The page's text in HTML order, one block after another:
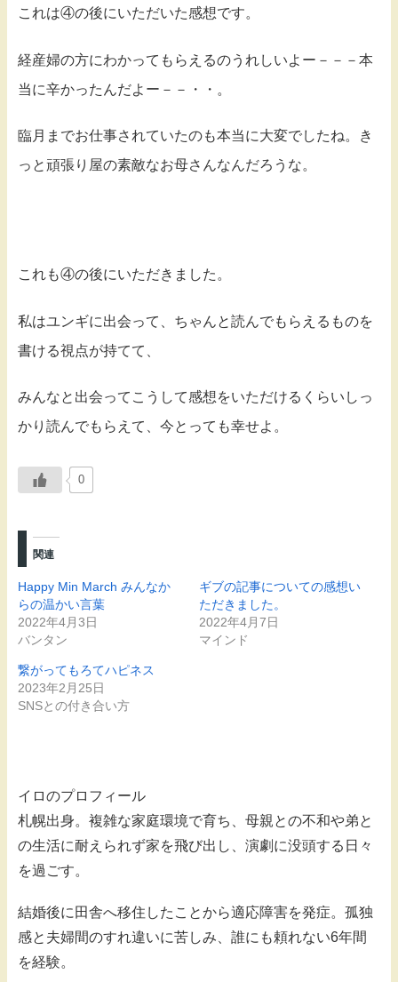
これは④の後にいただいた感想です。
経産婦の方にわかってもらえるのうれしいよー－－－本
当に辛かったんだよー－－・・。
臨月までお仕事されていたのも本当に大変でしたね。き
っと頑張り屋の素敵なお母さんなんだろうな。
これも④の後にいただきました。
私はユンギに出会って、ちゃんと読んでもらえるものを
書ける視点が持てて、
みんなと出会ってこうして感想をいただけるくらいしっ
かり読んでもらえて、今とっても幸せよ。
0
関連
Happy Min March みんなか
らの温かい言葉
2022年4月3日
バンタン
ギブの記事についての感想い
ただきました。
2022年4月7日
マインド
繋がってもろてハピネス
2023年2月25日
SNSとの付き合い方
イロのプロフィール
札幌出身。複雑な家庭環境で育ち、母親との不和や弟と
の生活に耐えられず家を飛び出し、演劇に没頭する日々
を過ごす。
結婚後に田舎へ移住したことから適応障害を発症。孤独
感と夫婦間のすれ違いに苦しみ、誰にも頼れない6年間
を経験。